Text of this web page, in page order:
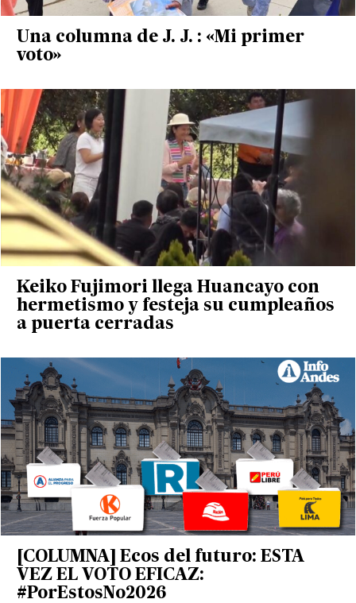
Una columna de J. J. : «Mi primer
voto»
Keiko Fujimori llega Huancayo con
hermetismo y festeja su cumpleaños
a puerta cerradas
[COLUMNA] Ecos del futuro: ESTA
VEZ EL VOTO EFICAZ:
#PorEstosNo2026